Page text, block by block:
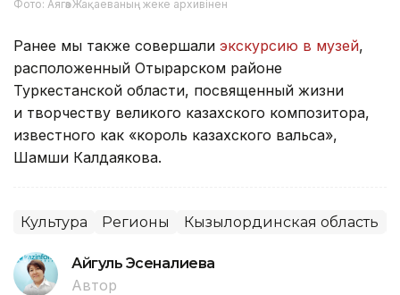
Фото: Аягөз Жақаеваның жеке архивінен
Ранее мы также совершали экскурсию в музей,
расположенный Отырарском районе
Туркестанской области, посвященный жизни
и творчеству великого казахского композитора,
известного как «король казахского вальса»,
Шамши Калдаякова.
Культура Регионы Кызылординская область
Айгуль Эсеналиева
Автор